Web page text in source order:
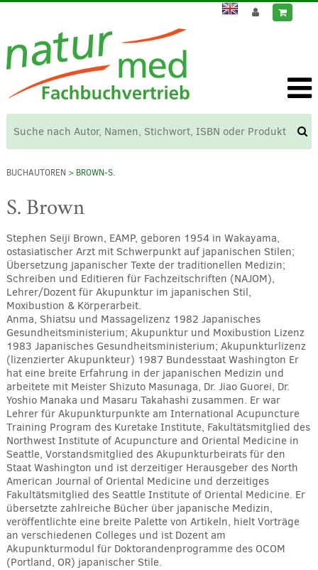
BUCHAUTOREN > BROWN-S.
S. Brown
Stephen Seiji Brown, EAMP, geboren 1954 in Wakayama,
ostasiatischer Arzt mit Schwerpunkt auf japanischen Stilen;
Übersetzung japanischer Texte der traditionellen Medizin;
Schreiben und Editieren für Fachzeitschriften (NAJOM),
Lehrer/Dozent für Akupunktur im japanischen Stil,
Moxibustion & Körperarbeit.
Anma, Shiatsu und Massagelizenz 1982 Japanisches
Gesundheitsministerium; Akupunktur und Moxibustion Lizenz
1983 Japanisches Gesundheitsministerium; Akupunkturlizenz
(lizenzierter Akupunkteur) 1987 Bundesstaat Washington Er
hat eine breite Erfahrung in der japanischen Medizin und
arbeitete mit Meister Shizuto Masunaga, Dr. Jiao Guorei, Dr.
Yoshio Manaka und Masaru Takahashi zusammen. Er war
Lehrer für Akupunkturpunkte am International Acupuncture
Training Program des Kuretake Institute, Fakultätsmitglied des
Northwest Institute of Acupuncture and Oriental Medicine in
Seattle, Vorstandsmitglied des Akupunkturbeirats für den
Staat Washington und ist derzeitiger Herausgeber des North
American Journal of Oriental Medicine und derzeitiges
Fakultätsmitglied des Seattle Institute of Oriental Medicine. Er
übersetzte zahlreiche Bücher über japanische Medizin,
veröffentlichte eine breite Palette von Artikeln, hielt Vorträge
an verschiedenen Colleges und ist Dozent am
Akupunkturmodul für Doktorandenprogramme des OCOM
(Portland, OR) japanischer Stile.